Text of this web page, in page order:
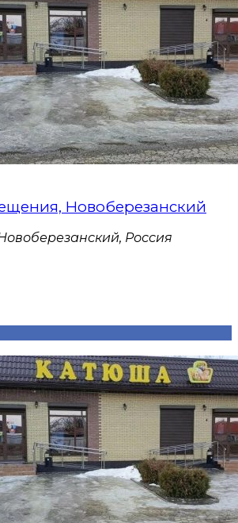
Новоберезанский
Россия